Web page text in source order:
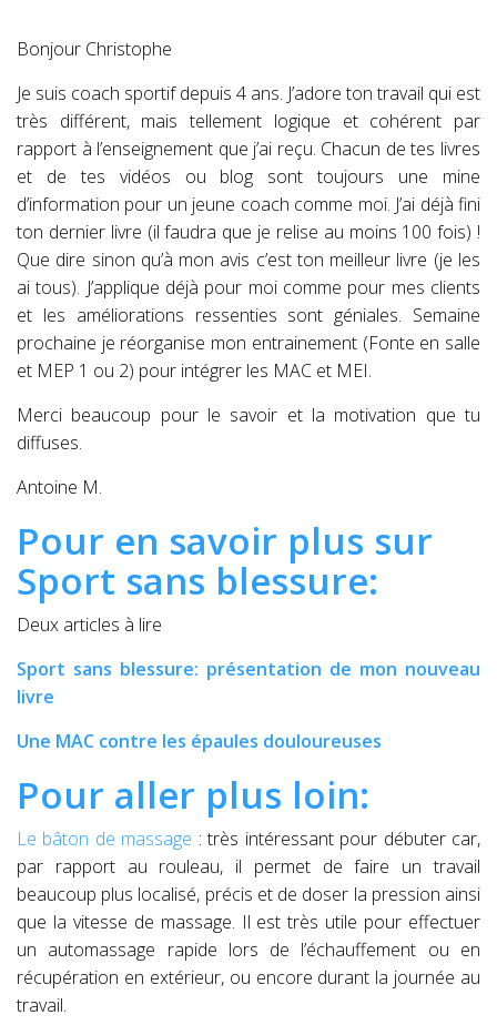
Bonjour Christophe
Je suis coach sportif depuis 4 ans. J’adore ton travail qui est
très différent, mais tellement logique et cohérent par
rapport à l’enseignement que j’ai reçu. Chacun de tes livres
et de tes vidéos ou blog sont toujours une mine
d’information pour un jeune coach comme moi. J’ai déjà fini
ton dernier livre (il faudra que je relise au moins 100 fois) !
Que dire sinon qu’à mon avis c’est ton meilleur livre (je les
ai tous). J’applique déjà pour moi comme pour mes clients
et les améliorations ressenties sont géniales. Semaine
prochaine je réorganise mon entrainement (Fonte en salle
et MEP 1 ou 2) pour intégrer les MAC et MEI.
Merci beaucoup pour le savoir et la motivation que tu
diffuses.
Antoine M.
Pour en savoir plus sur
Sport sans blessure:
Deux articles à lire
Sport sans blessure: présentation de mon nouveau
livre
Une MAC contre les épaules douloureuses
Pour aller plus loin:
Le bâton de massage : très intéressant pour débuter car,
par rapport au rouleau, il permet de faire un travail
beaucoup plus localisé, précis et de doser la pression ainsi
que la vitesse de massage. Il est très utile pour effectuer
un automassage rapide lors de l’échauffement ou en
récupération en extérieur, ou encore durant la journée au
travail.